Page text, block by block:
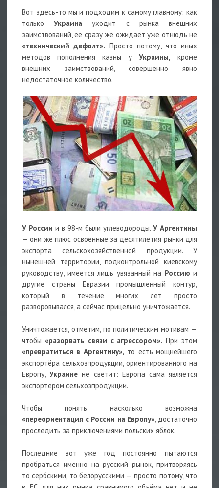
Вот здесь-то мы и подходим к самому главному: как
только Украина уходит с рынка внешних
заимствований, её сразу же ожидает уже отнюдь не
«технический дефолт». Просто потому, что иных
методов пополнения казны уУкраины, кроме
внешних заимствований, совершенно явно
недостаточное количество.
У России и в 98-м были углеводороды. У Аргентины
— они же плюс освоенные за десятилетия рынки для
экспорта сельскохозяйственной продукции. У
нынешней территории, подконтрольной киевскому
руководству, имеется лишь увязанный на Россию и
другие страны Евразии промышленный контур,
который в течение многих лет просто
разворовывался, а сейчас прицельно уничтожается.
Уничтожается, отметим, по политическим мотивам —
чтобы «разорвать связи с агрессором». При этом
«превратиться в Аргентину», то есть мощнейшего
экспортёра сельхозпродукции, ориентированного на
Европу,Украине не светит: Европа сама является
экспортёром сельхозпродукции.
Чтобы понять, насколько возможна
«переориентация с России на Европу», достаточно
проследить за приключениями польских яблок.
Последние вот уже год постоянно пытаются
пробраться именно на русский рынок, притворяясь
то сербскими, то белорусскими — просто потому, что